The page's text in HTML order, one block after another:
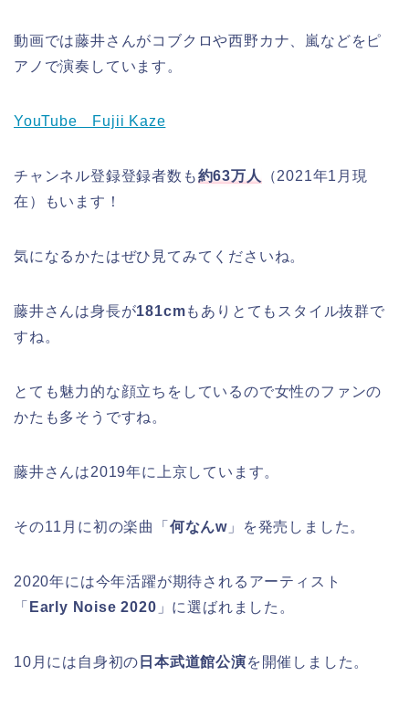
動画では藤井さんがコブクロや西野カナ、嵐などをピ
アノで演奏しています。
YouTube Fujii Kaze
チャンネル登録登録者数も約63万人 （2021年1月現
在）もいます！
気になるかたはぜひ見てみてくださいね。
藤井さんは身長が181cmもありとてもスタイル抜群で
すね。
とても魅力的な顔立ちをしているので女性のファンの
かたも多そうですね。
藤井さんは2019年に上京しています。
その11月に初の楽曲「 何なんw 」を発売しました。
2020年には今年活躍が期待されるアーティスト
「 Early Noise 2020 」に選ばれました。
10月には自身初の 日本武道館公演を開催しました。